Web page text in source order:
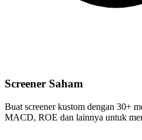
Screener Saham
Buat screener kustom dengan 30+
MACD, ROE dan lainnya untuk